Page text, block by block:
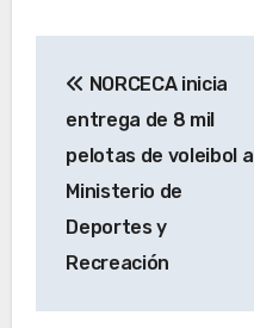
de
entradas
NORCECA inicia
entrega de 8 mil
pelotas de voleibol al
Ministerio de
Deportes y
Recreación